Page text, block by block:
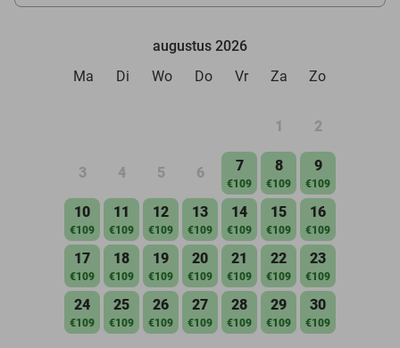
augustus 2026
Ma
Di Wo Do Vr Za Zo
1 2
3 4 5 6 7
€109
8
€109
9
€109
10
€109
11
€109
12
€109
13
€109
14
€109
15
€109
16
€109
17
€109
18
€109
19
€109
20
€109
21
€109
22
€109
23
€109
24
€109
25
€109
26
€109
27
€109
28
€109
29
€109
30
€109